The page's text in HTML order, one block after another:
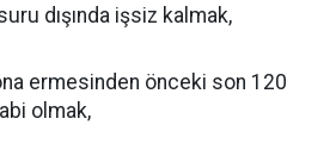
dışında işsiz kalmak,
ermesinden önceki son 120
olmak,